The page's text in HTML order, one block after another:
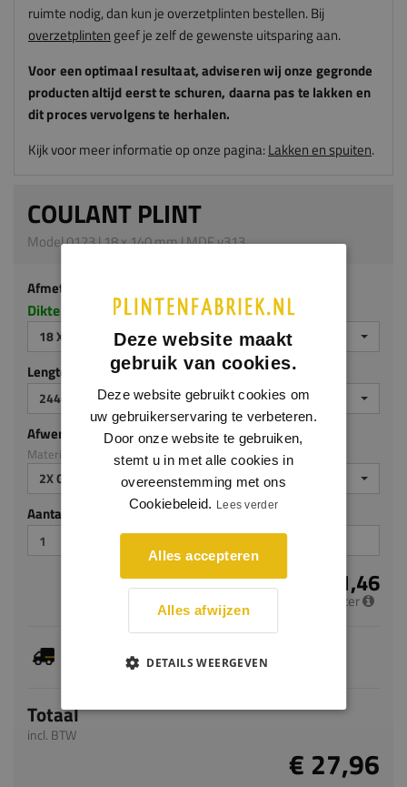
ruimte nodig, dan kun je overzetplinten bestellen. Bij
overzetplinten geef je zelf de gewenste uitsparing aan.
Voor een optimaal resultaat, adviserenwijonze gegronde
producten altijd eerst te schuren, daarna pas te lakken en
dit proces vervolgens te herhalen.
Kijk voor meer informatie op onze pagina:Lakken en spuiten.
COULANT PLINT
Model 0123 | 18 x 140 mm | MDF v313
Afmeting
Dikte x hoogte in millimeters
18 X 140 MM
Lengte (mm)
2440 MM
Afwerking
Materiaal: MDF v313
2X GEGROND
Aantal stuks
€ 11,46
per meter
levertijd bedraagt 5-7 werkdagen
Totaal
incl. BTW
€ 27,96
Deze website maakt
gebruik van cookies.
Deze website gebruikt cookies om
uw gebruikerservaring te verbeteren.
Door onze website te gebruiken,
stemt u in met alle cookies in
overeenstemming met ons
Cookiebeleid. Lees verder
Alles accepteren
Alles afwijzen
DETAILS WEERGEVEN